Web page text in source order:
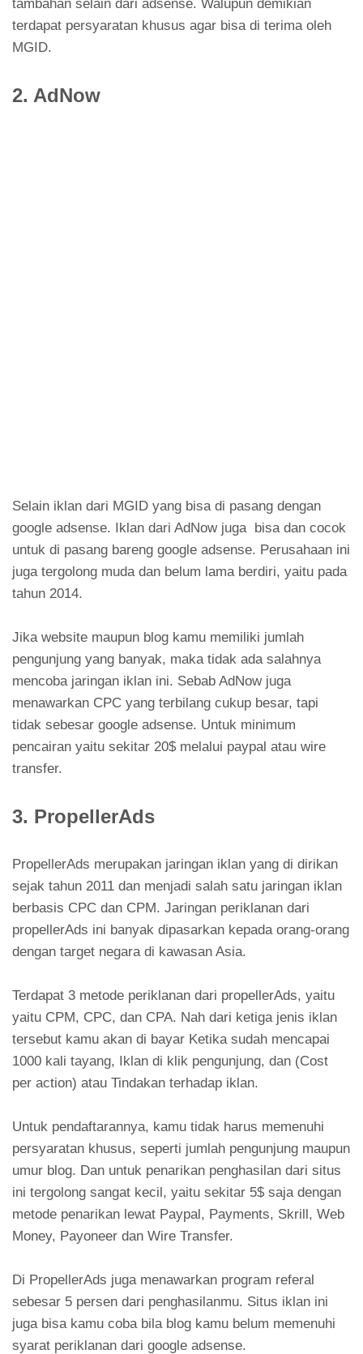
tambahan selain dari adsense. Walupun demikian
terdapat persyaratan khusus agar bisa di terima oleh
MGID.
2. AdNow
Selain iklan dari MGID yang bisa di pasang dengan
google adsense. Iklan dari AdNow juga bisa dan cocok
untuk di pasang bareng google adsense. Perusahaan ini
juga tergolong muda dan belum lama berdiri, yaitu pada
tahun 2014.
Jika website maupun blog kamu memiliki jumlah
pengunjung yang banyak, maka tidak ada salahnya
mencoba jaringan iklan ini. Sebab AdNow juga
menawarkan CPC yang terbilang cukup besar, tapi
tidak sebesar google adsense. Untuk minimum
pencairan yaitu sekitar 20$ melalui paypal atau wire
transfer.
3. PropellerAds
PropellerAds merupakan jaringan iklan yang di dirikan
sejak tahun 2011 dan menjadi salah satu jaringan iklan
berbasis CPC dan CPM. Jaringan periklanan dari
propellerAds ini banyak dipasarkan kepada orang-orang
dengan target negara di kawasan Asia.
Terdapat 3 metode periklanan dari propellerAds, yaitu
yaitu CPM, CPC, dan CPA. Nah dari ketiga jenis iklan
tersebut kamu akan di bayar Ketika sudah mencapai
1000 kali tayang, Iklan di klik pengunjung, dan (Cost
per action) atau Tindakan terhadap iklan.
Untuk pendaftarannya, kamu tidak harus memenuhi
persyaratan khusus, seperti jumlah pengunjung maupun
umur blog. Dan untuk penarikan penghasilan dari situs
ini tergolong sangat kecil, yaitu sekitar 5$ saja dengan
metode penarikan lewat Paypal, Payments, Skrill, Web
Money, Payoneer dan Wire Transfer.
Di PropellerAds juga menawarkan program referal
sebesar 5 persen dari penghasilanmu. Situs iklan ini
juga bisa kamu coba bila blog kamu belum memenuhi
syarat periklanan dari google adsense.